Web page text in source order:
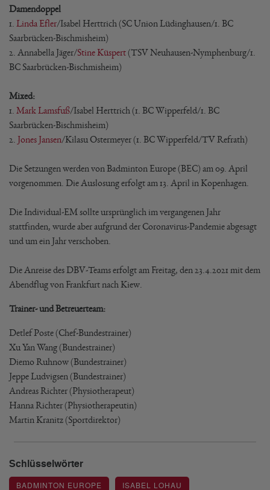
Damendoppel
1. Linda Efler/Isabel Herttrich (SC Union Lüdinghausen/1. BC
Saarbrücken-Bischmisheim)
2. Annabella Jäger/Stine Küspert(TSV Neuhausen-Nymphenburg/1.
BC Saarbrücken-Bischmisheim)
Mixed:
1. Mark Lamsfuß/Isabel Herttrich (1. BC Wipperfeld/1. BC
Saarbrücken-Bischmisheim)
2. Jones Jansen/Kilasu Ostermeyer (1. BC Wipperfeld/TV Refrath)
Die Setzungen werden von Badminton Europe (BEC) am 09. April
vorgenommen. Die Auslosung erfolgt am 13. April in Kopenhagen.
Die Individual-EM sollte ursprünglich im vergangenen Jahr
stattfinden, wurde aber aufgrund der Coronavirus-Pandemie abgesagt
und um ein Jahr verschoben.
Die Anreise des DBV-Teams erfolgt am Freitag, den 23.4.2021 mit dem
Abendflug von Frankfurt nach Kiew.
Trainer- und Betreuerteam:
Detlef Poste (Chef-Bundestrainer)
Xu Yan Wang (Bundestrainer)
Diemo Ruhnow (Bundestrainer)
Jeppe Ludvigsen (Bundestrainer)
Andreas Richter (Physiotherapeut)
Hanna Richter (Physiotherapeutin)
Martin Kranitz (Sportdirektor)
Schlüsselwörter
BADMINTON EUROPE ISABEL LOHAU